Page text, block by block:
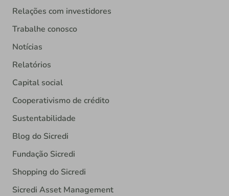
Relações com investidores
Trabalhe conosco
Notícias
Relatórios
Capital social
Cooperativismo de crédito
Sustentabilidade
Blog do Sicredi
Fundação Sicredi
Shopping do Sicredi
Sicredi Asset Management